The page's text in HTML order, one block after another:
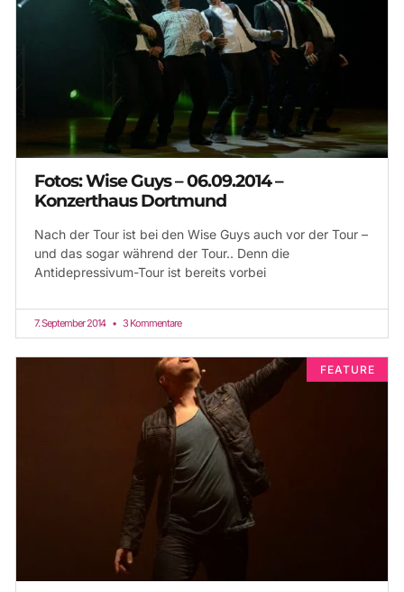
Fotos: Wise Guys – 06.09.2014 –
Konzerthaus Dortmund
Nach der Tour ist bei den Wise Guys auch vor der Tour –
und das sogar während der Tour.. Denn die
Antidepressivum-Tour ist bereits vorbei
7. September 2014 3 Kommentare
FEATURE